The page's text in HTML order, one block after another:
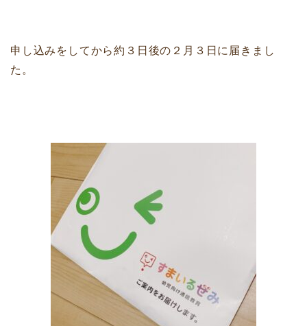
申し込みをしてから約３日後の２月３日に届きまし
た。